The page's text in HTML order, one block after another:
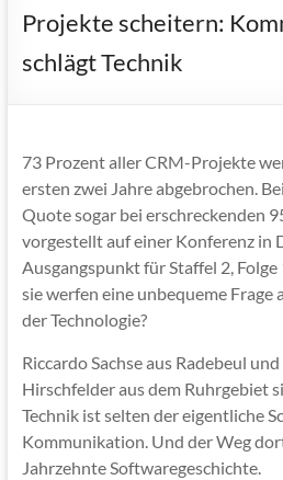
Projekte scheitern:
schlägt Technik
73 Prozent aller CRM-Projekte
ersten zwei Jahre abgebrochen.
Quote sogar bei erschreckenden
vorgestellt auf einer Konferenz in
Ausgangspunkt für Staffel 2, Folge
sie werfen eine unbequeme Frage
der Technologie?
Riccardo Sachse aus Radebeul
Hirschfelder aus dem Ruhrgebiet
Technik ist selten der eigentliche
Kommunikation. Und der Weg
Jahrzehnte Softwaregeschichte.